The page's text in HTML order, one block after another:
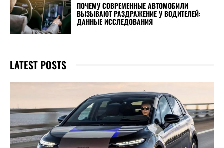
ПОЧЕМУ СОВРЕМЕННЫЕ АВТОМОБИЛИ
ВЫЗЫВАЮТ РАЗДРАЖЕНИЕ У ВОДИТЕЛЕЙ:
ДАННЫЕ ИССЛЕДОВАНИЯ
LATEST POSTS